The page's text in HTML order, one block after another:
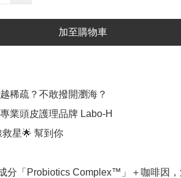
加至購物車
稀疏？不敢撥開瀏海？
業頭皮護理品牌 Labo-H
救星🌟 幫到你
成分「Probiotics Complex™」＋咖啡因